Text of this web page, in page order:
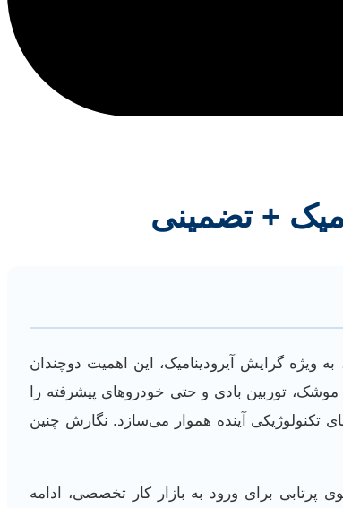
+ تضمینی
ویژه گرایش آیرودینامیک، این اهمیت دوچندان
توربین بادی و حتی خودروهای پیشرفته را
تکنولوژیکی آینده هموار می‌سازد. نگارش چنین
پرتابی برای ورود به بازار کار تخصصی، ادامه